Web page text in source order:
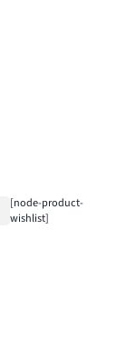
[node-product-
wishlist]